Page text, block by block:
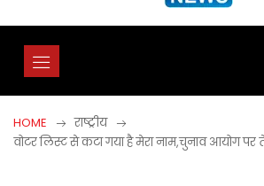
HOME
राष्ट्रीय
वोटर लिस्ट से कटा गया है मेरा नाम,चुनाव आयोग पर